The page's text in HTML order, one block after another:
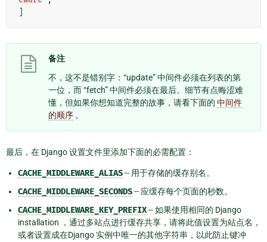
备注
不，这不是错别字：“update” 中间件必须在列表的第
一位，而 “fetch” 中间件必须在最后。细节有点晦涩难
懂，但如果你想知道完整的故事，请看下面的 中间件
的顺序 。
最后，在 Django 设置文件里添加下面的必需配置：
CACHE_MIDDLEWARE_ALIAS-- 用于存储的缓存别名。
CACHE_MIDDLEWARE_SECONDS-- 应缓存每个页面的秒数。
CACHE_MIDDLEWARE_KEY_PREFIX-- 如果使用相同的 Django
installation ，通过多站点进行缓存共享，请将此值设置为站点名，
或者设置成在Django 实例中唯一的其他字符串，以此防止键冲